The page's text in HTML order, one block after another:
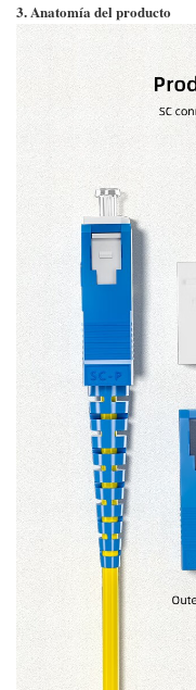
3. Anatomía del producto